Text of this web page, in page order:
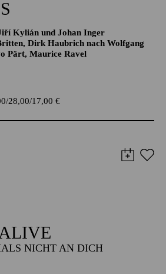
Dirk Haubrich nach Wolfgang